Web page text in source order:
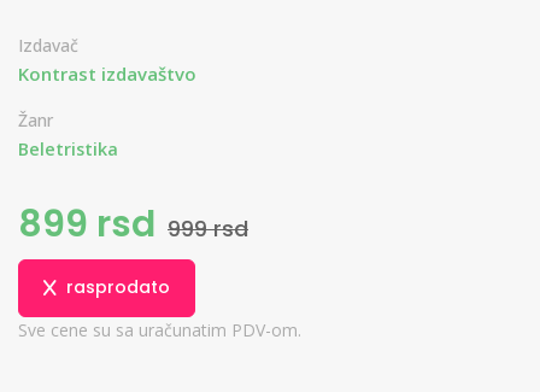
Izdavač
Kontrast izdavaštvo
Žanr
Beletristika
899 rsd 999 rsd
rasprodato
Sve cene su sa uračunatim PDV-om.